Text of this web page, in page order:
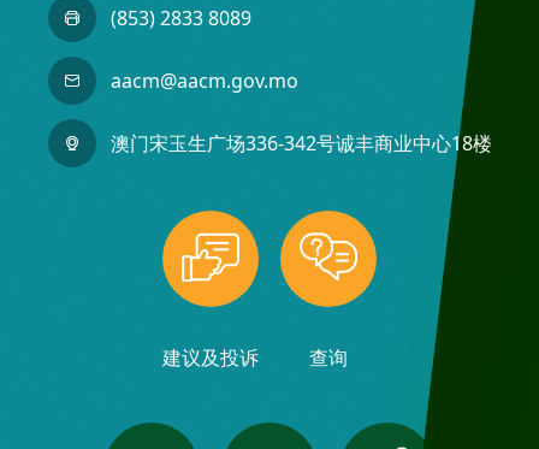
(853) 2833 8089
aacm@aacm.gov.mo
澳门宋玉生广场336-342号诚丰商业中心18楼
建议及投诉 查询